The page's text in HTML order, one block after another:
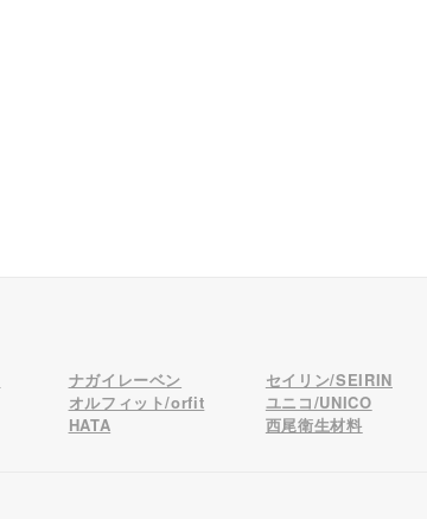
ナガイレーベン セイリン/SEIRIN
オルフィット/orfit ユニコ/UNICO
HATA 西尾衛生材料